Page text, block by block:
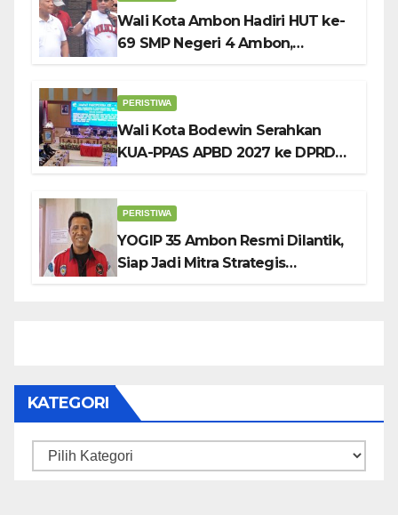
Wali Kota Ambon Hadiri HUT ke-
69 SMP Negeri 4 Ambon,
PERISTIWA
Wali Kota Bodewin Serahkan
KUA-PPAS APBD 2027 ke DPRD
PERISTIWA
YOGIP 35 Ambon Resmi Dilantik,
Siap Jadi Mitra Strategis
KATEGORI
Kategori